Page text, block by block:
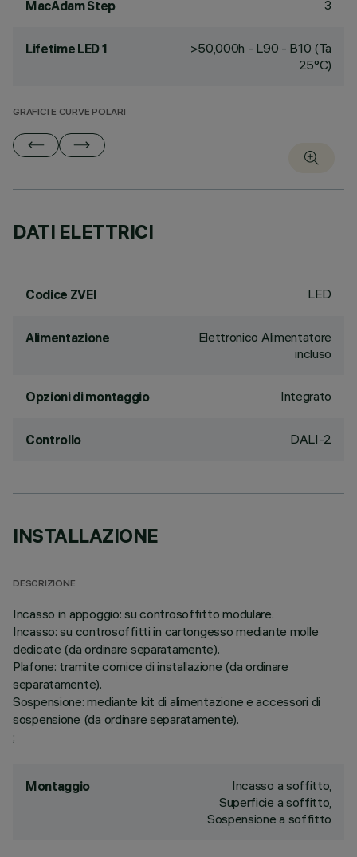
MacAdam Step 3
Lifetime LED 1
>50,000h - L90 - B10 (Ta
25°C)
GRAFICI E CURVE POLARI
DATI ELETTRICI
Codice ZVEI LED
Alimentazione
Elettronico Alimentatore
incluso
Opzioni di montaggio Integrato
Controllo DALI-2
INSTALLAZIONE
DESCRIZIONE
Incasso in appoggio: su controsoffitto modulare.
Incasso: su controsoffitti in cartongesso mediante molle
dedicate (da ordinare separatamente).
Plafone: tramite cornice di installazione (da ordinare
separatamente).
Sospensione: mediante kit di alimentazione e accessori di
sospensione (da ordinare separatamente).
;
Montaggio
Incasso a soffitto,
Superficie a soffitto,
Sospensione a soffitto